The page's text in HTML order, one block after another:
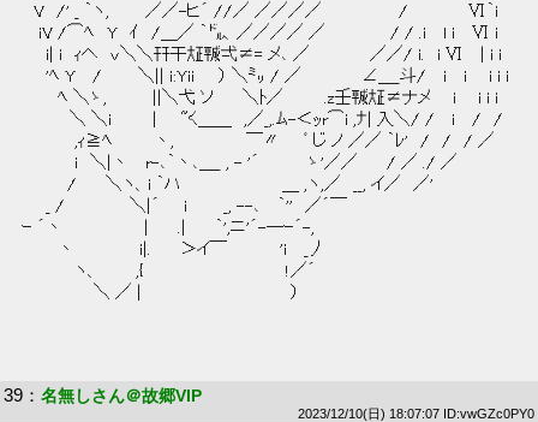
V　/' _ ｀ヽ,　　　／／-ヒ´ //／ ／／／／　　　　　　 /　　　　　Ⅵ｀i
iV /⌒ﾍ　Y　ｲ　/＿／ ｀㌦、／／／／ ／　　　　　 / / .i　 l i　 Ⅵ i
i| i　ｨへ　v＼＼幵干㍽㍻弌≠= メ､ ／　　　　　／／/ i.　i Ⅵ　 | i i
'ﾍ Y　 /　　　＼|| i:Yii　　） ＼㍉ / ／　　　　　∠＿_斗/　 i 　i 　 i i i
ﾍ ＼ゝ, 　 　　||＼弋 ソ 　　＼ﾄ／　　 　.z壬㍻㍽≠ナメ 　 i 　 i i i
＼ ＼i　 　　|　　~く＿＿　,／_,.ﾑ-＜ｯr⌒i ,ﾅ| 入＼/ / 　i　 /　/
,ｨ≧ﾍ　　 　丶,　　　　　　￣〃　　ﾞ じ ノ ／／ ｀ﾚ'　/　/　/ ／
i　＼|丶 　r-､｀丶､＿_ , - '´　　　　ゝ'／／　　 / ／ ./ ／
/ 　　＼ヽ、i ｀ハ 　　　　　　　　＿ ,ヽ,／　__, イ／　／'
_ / 　　　　　＼|´　　i　　　_, --､　 ｀''　／´￣
ｰ ´丶　 　　　　　 |　　 .|　　 ｀',ニ'´-―ｰ´-,
丶　　　 　　i|.　 　＞イ￣　　　　 'i 　_丿
ヽ、　　　,{　 　　　　　　　　　　 !／´
＼ ／ |　　　　　　　　　　　　 ）
39 ： 名無しさん＠故郷VIP
2023/12/10(日) 18:07:07 ID:vwGZc0PY0